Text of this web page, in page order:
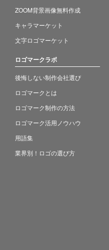
ZOOM背景画像無料作成
キャラマーケット
文字ロゴマーケット
ロゴマークラボ
後悔しない制作会社選び
ロゴマークとは
ロゴマーク制作の方法
ロゴマーク活用ノウハウ
用語集
業界別！ロゴの選び方